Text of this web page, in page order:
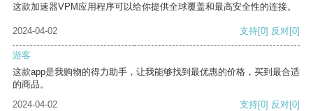
这款加速器VPM应用程序可以给你提供全球覆盖和最高安全性的连接。
2024-04-02 支持[0] 反对[0]
游客
这款app是我购物的得力助手，让我能够找到最优惠的价格，买到最合适
的商品。
2024-04-02
支持[0] 反对[0]